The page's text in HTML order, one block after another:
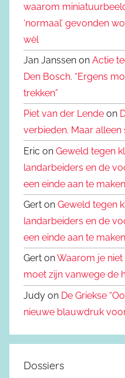
waarom
‘normaal’ gevonden
wèl
Jan Janssen on Actie
Den Bosch. “Ergens
trekken”
Piet van der Lende on
verbieden. Maar alleen
Eric on Geweld tegen
landarbeiders en de
een einde aan te maken
Gert on Geweld tegen
landarbeiders en de
een einde aan te maken
Gert onWaarom je
moet zijn vanwege de
Judy on De Griekse
nieuwe blauwdruk
Dossiers